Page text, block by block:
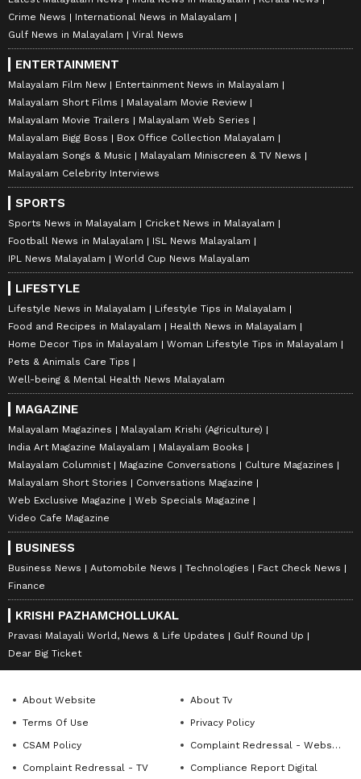
Crime News
International News in Malayalam
Gulf News in Malayalam
Viral News
ENTERTAINMENT
Malayalam Film New
Entertainment News in Malayalam
Malayalam Short Films
Malayalam Movie Review
Malayalam Movie Trailers
Malayalam Web Series
Malayalam Bigg Boss
Box Office Collection Malayalam
Malayalam Songs & Music
Malayalam Miniscreen & TV News
Malayalam Celebrity Interviews
SPORTS
Sports News in Malayalam
Cricket News in Malayalam
Football News in Malayalam
ISL News Malayalam
IPL News Malayalam
World Cup News Malayalam
LIFESTYLE
Lifestyle News in Malayalam
Lifestyle Tips in Malayalam
Food and Recipes in Malayalam
Health News in Malayalam
Home Decor Tips in Malayalam
Woman Lifestyle Tips in Malayalam
Pets & Animals Care Tips
Well-being & Mental Health News Malayalam
MAGAZINE
Malayalam Magazines
Malayalam Krishi (Agriculture)
India Art Magazine Malayalam
Malayalam Books
Malayalam Columnist
Magazine Conversations
Culture Magazines
Malayalam Short Stories
Conversations Magazine
Web Exclusive Magazine
Web Specials Magazine
Video Cafe Magazine
BUSINESS
Business News Automobile News Technologies
Fact Check News
Finance
KRISHI PAZHAMCHOLLUKAL
Pravasi Malayali World, News & Life Updates
Gulf Round Up
Dear Big Ticket
About Website
About Tv
Terms Of Use
Privacy Policy
CSAM Policy
Complaint Redressal - Website
Complaint Redressal - TV
Compliance Report Digital